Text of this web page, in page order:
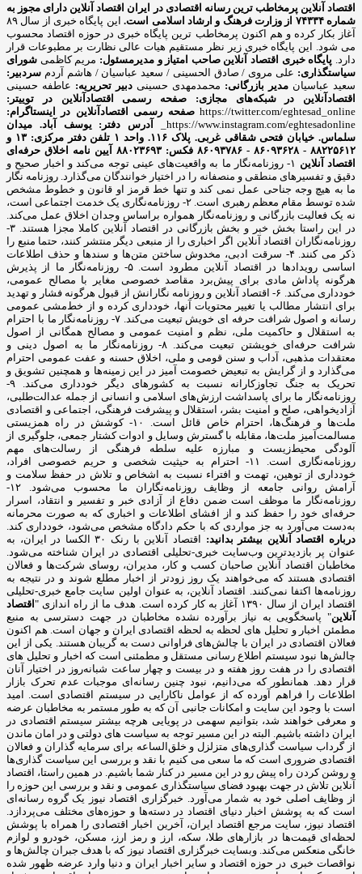
اقتصاد آنلاین پرمخاطب ترین رسانه اقتصادی در ایران اقتصاد آنلاین دارای مجوز به
شماره ۷۴۳۳۴ از وزارت فرهنگ و ارشاد اسلامی است.
این پایگاه خبری از سال ۸۹
آغاز بکار کرده و هم اکنون پرمخاطب ترین پایگاه خبری در حوزه اقتصاد محسوب
می شود. این پایگاه خبری زیر نظر مستقیم هیات عالی نظارت بر مطبوعات قرار
دارد. پایگاه خبری اقتصاد آنلاین صاحب امتیاز و مدیرمسئول: مریم کاظمی شورای
سیاستگذاری: علی مروی / صادق الحسینی / سعید عباسیان / هاشم آردم سردبیر:
سعید عباسیان مدیر بازرگانی: محمدمهدی حسینی دبیر تحریریه: عاطفه حسینی
اقتصادآنلاین در شبکه‌های مجازی:
صفحه رسمی اقتصادآنلاین در توییتر:
https://twitter.com/eghtesad_online صفحه رسمی اقتصادآنلاین در اینستاگرام:
https://www.instagram.com/eghtesadonline_
آدرس دفتر: یوسف آباد. میدان
سلماس. خیابان فتحی شقاقی غربی. پلاک ۱۱۶. واحد ۱
تلفن دفتر مرکزی: ۱۳ و
۸۸۲۲۵۶۱۲ - ۸۶۰۹۳۶۲۸ - ۸۶۰۹۳۷۸۶ فکس: ۸۸۰۲۳۶۹۳
آیین نامه اخلاق حرفه‌ای
اقتصاد آنلاین
۱- روزنامه‌نگار ما به واقعیت‌های عینی توجه می‌کند و اخبار صحیح و
دقیق و تفسیرهای منطقی و منصفانه را در اختیار خوانندگان می‌گذارد. روزنامه نگار
ما به هیچ وجه جناحی عمل نمی کند و تنها خط قرمز او قانون و خطوط مشخص
شده توسط مقام معظم رهبری است. ۲- روزنامه‌نگاری یک خدمت اجتماعی است،
نه یک فعالیت بازرگانی و روزنامه‌نگار همواره براساس وجدان اخلاق عمل می‌کند.
در این راستا بخش خبر و بخش بازرگانی در اقتصاد آنلاین کاملا مجزا هستند. ۳-
روزنامه‌نگاران اقتصاد آنلاین اگر اخباری را از منبعی دیگر منتشر کنند، حتما منبع را
ذکر می کنند. ۴- سرقت ادبی، مخدوش ساختن متن‌ها و سندها و حذف اطلاعات
اساسی رویدادها در اقتصاد آنلاین مطرود است. ۵- روزنامه‌نگار ما از پذیرش
هرگونه پاداش مادی برای پیش‌برد مقاصد خصوصی مغایر با مصالح عمومی،
خودداری می‌کند. ۶- اقتصاد آنلاین و روزنامه نگارانش از قبول هرگونه فشار و تهدید
برای انتشار مطالب یا تغییر محتویات آنها، خودداری کرده و از خط‌مشی عمومی
رسانه و اصول شرافت حرفه ای خویش تبعیت می‌کند. ۷- روزنامه‌نگار ما با احترام
به استقلال و حاکمیت ملی، نظم و امنیت عمومی و مصالح همگانی از اصول
شرافت حرفه‌ای خویشتن تبعیت می‌کند. ۸- روزنامه‌نگار ما به اصول دینی و
معتقدات مذهبی، آداب و سنن قومی و ملی، اخلاق حسنه و عفت عمومی احترام
می‌گذارد و از گرایش به تبعیض خصومت آمیز در این زمینه‌ها و همچنین تشویق و
تحریک به جنگ تجاوزکارانه نسبت به کشورهای دیگر خودداری می‌کند. ۹-
روزنامه‌نگار ما برای پاسداشت ارزش‌های اسلامی و انسانی از جمله عدالت‌طلبی،
آزادیخواهی، صلح و امنیت بشر، استقلال و پیشرفت فرهنگی، اجتماعی و اقتصادی
ملت‌ها و فرهنگ‌ها، احترام خاص قائل است. ۱۰- کوشش در راه همزیستی
مسالمت‌آمیز ملت‌ها، مقابله با گسترش وسایل و ادوات کشتار جمعی، جلوگیری از
آلودگی محیط‌زیست و مبارزه علیه سلطه فرهنگی از رسالت‌های مهم
روزنامه‌نگاری است. ۱۱- احترام به حیثیت شخصی و حریم خصوصی افراد،
خودداری از توهین، تهمت و افتراء نسبت به اشخاص و تلاش در حفظ سلامت و
آرامش روانی جامعه از وظایف روزنامه‌نگاران ما محسوب می‌شود. ۱۲-
روزنامه‌نگار ما موظف است ضمن دفاع از آزادی خبر و تفسیر و انتقاد، اسرار
حرفه‌ای خود را حفظ کند و از افشای اطلاعات و اخباری که به صورت محرمانه
به‌دست می‌آورد به جز مواردی که با حکم دادگاه مشخص می‌شود، خودداری کند.
درباره اقتصاد آنلاین بیشتر بدانید:
اقتصاد آنلاین با رنک ۳۰ الکسا در ایران، به
عنوان پر بازدیدترین وب‌سایت خبری-تحلیلی اقتصادی در ایران شناخته می‌شود.
مخاطبان اقتصاد آنلاین صاحبان کسب و کار، مدیران، روسای شرکت‌ها و فعالان
اقتصادی هستند که می‌خواهند یک روز زودتر از اخبار مطلع شوند و در نتیجه به
روزنامه‌ها اکتفا نمی‌کنند. اقتصاد آنلاین، به عنوان اولین سایت جامع خبری-تحلیلی
اقتصاد ایران از سال ۱۳۹۰ آغاز به کار کرده است. هدف ما از راه اندازی "
اقتصاد
آنلاین" پاسخگویی به نیاز برآورده نشده مخاطبان در جهت دسترسی به منبع
مطمئن اخبار و تحلیل های لحظه به لحظه اقتصادی ایران و جهان است. هم اکنون
فعالان اقتصادی در ایران با چالش‌های فراوانی دست به گریبان هستند. یکی از این
چالش‌ها نبود سیستم اطلاع رسانی مستقل و مطمئنی است که اخبار و تحلیل های
اقتصادی را در هفت روز هفته و در بیست و چهار ساعت شبانه‌روز در اختیار آنان
قرار دهد. همانطور که می‌دانیم، نبود چنین رسانه‌ای موجبات عدم تحرک بازار
اطلاعات را فراهم آورده که از عوامل ناکارایی در سیستم اقتصادی است. امید
است با وجود این سایت و امکانات جانبی آن که به طور مستمر به مخاطبان عرضه
و معرفی خواهند شد، بتوانیم سهمی در پویایی هرچه بیشتر سیستم اقتصادی در
ایران داشته باشیم. البته در این مسیر توجه به سیاست های دولتی و در امان ماندن
از گرداب سیاست گذاری‌های متزلزل و خلق‌الساعه برای سرمایه گذاران و فعالان
اقتصادی ضروری است که ما سعی می کنیم با نقد و بررسی این سیاست گذاری‌ها
و روشن کردن راه پیش رو در این مسیر در کنار شما باشیم. در همین راستا، اقتصاد
آنلاین تلاش در جهت بهبود فضای سیاستگذاری عمومی و نقد و بررسی این حوزه را
از وظایف اصلی خود به شمار می‌آورد. خبرگزاری اقتصاد نیوز یک گروه رسانه‌ای
است که به پوشش اخبار دنیای اقتصاد در دسته‌ها و حوزه‌های مختلف می‌پردازد.
اقتصاد نیوز، سایت مرجع اقتصاد ایران، آخرین اخبار اقتصادی را همراه با پوشش
لحظه‌ای قیمت‌ها در بازارهای طلا، سکه، ارز و رمز ارز، مسکن، خودرو و لوازم
خانگی منعکس می‌کند. وبسایت خبرگزاری اقتصاد نیوز که با هدف جبران چالش‌ها و
نواقصات خبری در حوزه اقتصاد و سایر اخبار ایران و دنیا وارد عرضه ظهور شده